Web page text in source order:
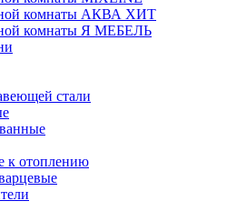
комнаты АКВА ХИТ
комнаты Я МЕБЕЛЬ
стали
к отоплению